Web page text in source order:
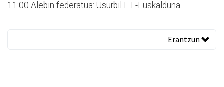
11:00 Alebin federatua: Usurbil F.T.-Euskalduna
Erantzun